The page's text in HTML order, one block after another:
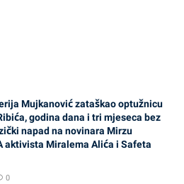
Mujkanović zataškao optužnicu
godina dana i tri mjeseca bez
napad na novinara Mirzu
aktivista Miralema Alića i Safeta
0